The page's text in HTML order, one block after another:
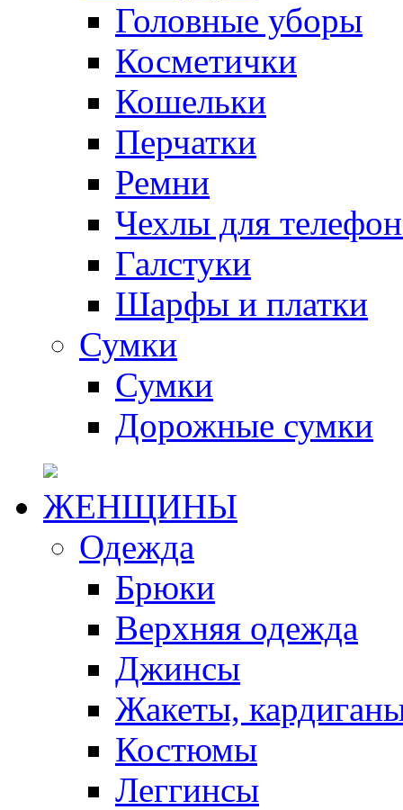
Головные уборы
Косметички
Кошельки
Перчатки
Ремни
Чехлы для
Галстуки
Шарфы и платки
Сумки
Сумки
Дорожные сумки
ЖЕНЩИНЫ
Одежда
Брюки
Верхняя одежда
Джинсы
Жакеты,
Костюмы
Леггинсы